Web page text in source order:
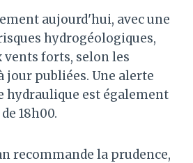
aujourd'hui, avec une
hydrogéologiques,
vents forts, selon les
jour publiées. Une alerte
hydraulique est également
18h00.
recommande la prudence,